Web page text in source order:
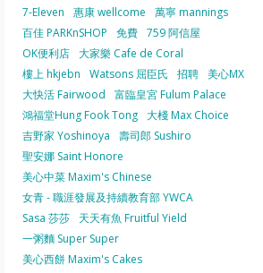
7-Eleven
惠康 wellcome
萬寧 mannings
百佳 PARKnSHOP
免費 759 阿信屋
OK便利店 大家樂 Cafe de Coral
樓上 hkjebn
Watsons 屈臣氏 招聘 美心MX
大快活 Fairwood
富臨皇宮 Fulum Palace
鴻福堂Hung Fook Tong 大棧 Max Choice
吉野家 Yoshinoya
壽司郎 Sushiro
聖安娜 Saint Honore
美心中菜 Maxim's Chinese
女青 - 職涯發展及持續教育部 YWCA
Sasa 莎莎
天天有魚 Fruitful Yield
一粥麵 Super Super
美心西餅 Maxim's Cakes